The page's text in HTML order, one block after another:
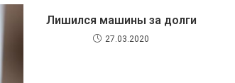
Лишился машины за долги
27.03.2020